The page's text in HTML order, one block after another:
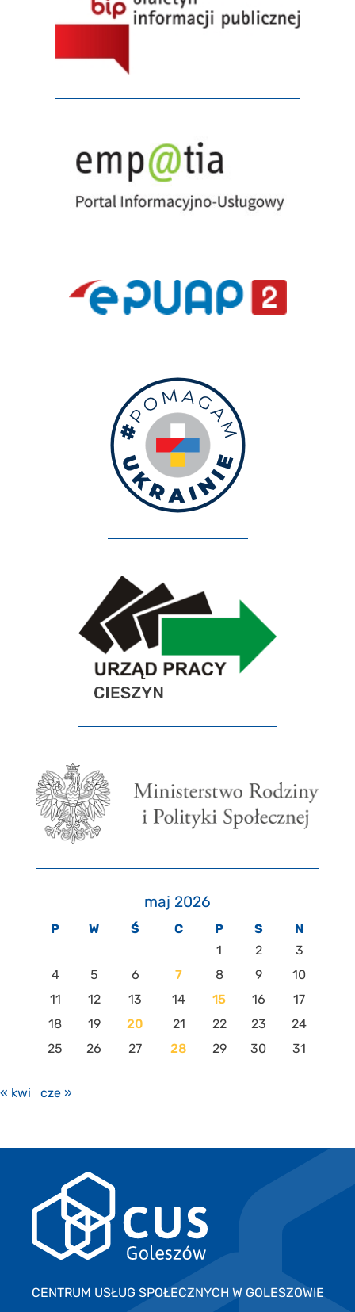
maj 2026
P W Ś C P S
N
1
2
3
4
5 6 7 8 9
10
11
12 13 14 15 16
17
18
19 20 21 22 23
24
25
26 27 28 29 30 31
« kwi cze »
CENTRUM USŁUG SPOŁECZNYCH W GOLESZOWIE